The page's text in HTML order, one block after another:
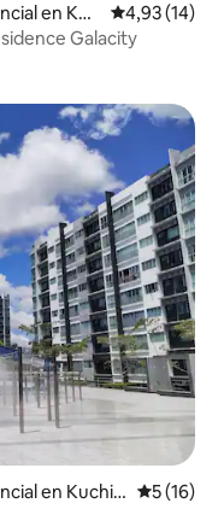
en Kuc
Calificación
4,93 (14)
Galacity
en Kuchin
5 (16)